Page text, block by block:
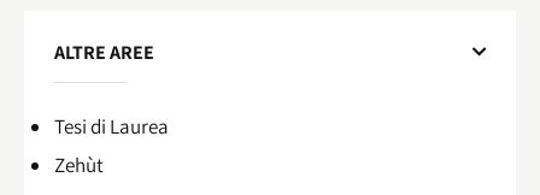
ALTRE AREE
Tesi di Laurea
Zehùt